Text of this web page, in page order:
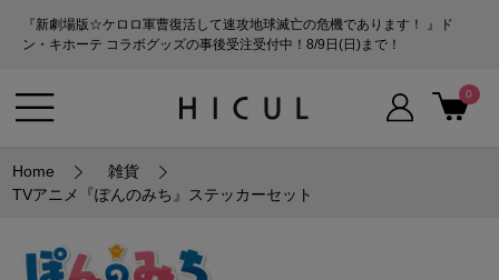
『新劇場版☆ケロロ軍曹復活して速攻地球滅亡の危機であります！ 』ド
ン・キホーテ コラボグッズの事後受注受付中！8/9日(日)まで！
0
Home
雑貨
TVアニメ『ぽんのみち』ステッカーセット